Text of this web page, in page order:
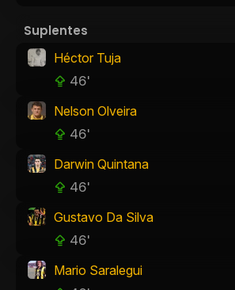
Suplentes
Héctor Tuja
46'
Nelson Olveira
46'
Darwin Quintana
46'
Gustavo Da Silva
46'
Mario Saralegui